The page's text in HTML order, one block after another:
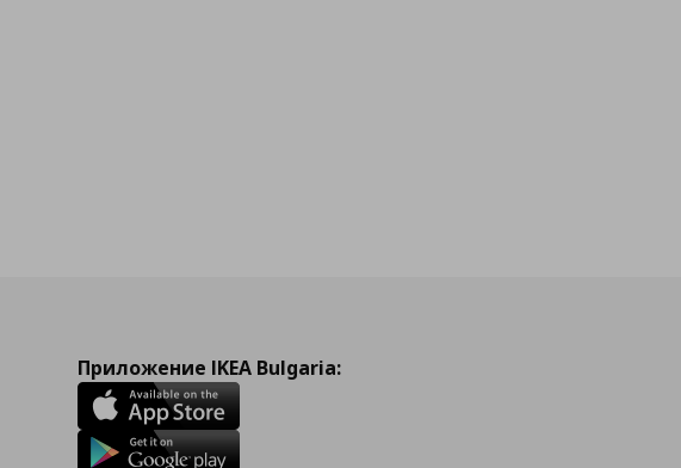
Приложение IKEA Bulgaria: